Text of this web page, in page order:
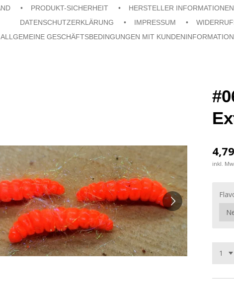
PRODUKT-SICHERHEIT HERSTELLER INFORMATIONEN
DATENSCHUTZERKLÄRUNG
IMPRESSUM
ALLGEMEINE GESCHÄFTSBEDINGUNGEN MIT
inkl.